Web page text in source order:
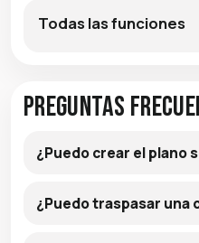
Todas las funciones
Preguntas
¿Puedo crear el plano
¿Puedo traspasar una